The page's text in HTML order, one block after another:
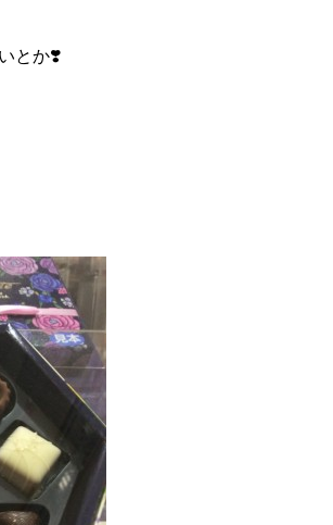
とか❣️